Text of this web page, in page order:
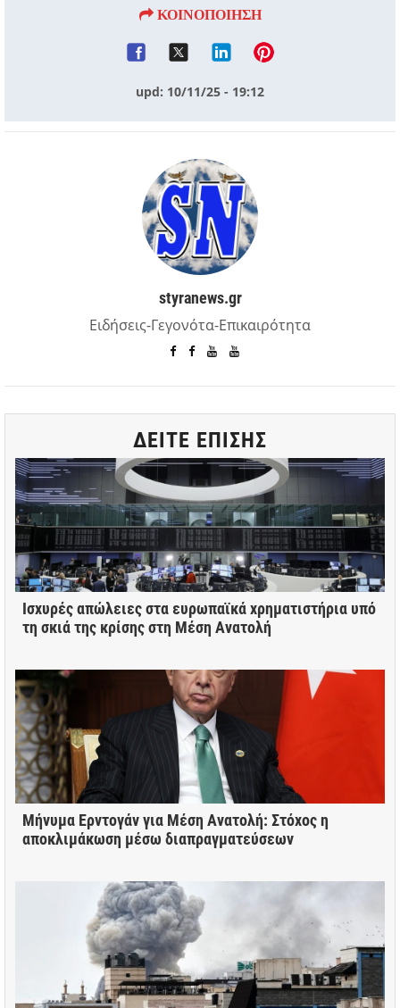
ΚΟΙΝΟΠΟΙΗΣΗ
upd: 10/11/25 - 19:12
styranews.gr
Ειδήσεις-Γεγονότα-Επικαιρότητα
ΔΕΙΤΕ ΕΠΙΣΗΣ
Ισχυρές απώλειες στα ευρωπαϊκά χρηματιστήρια υπό
τη σκιά της κρίσης στη Μέση Ανατολή
Μήνυμα Ερντογάν για Μέση Ανατολή: Στόχος η
αποκλιμάκωση μέσω διαπραγματεύσεων